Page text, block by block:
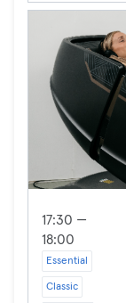
17:30 —
18:00
Essential
Classic